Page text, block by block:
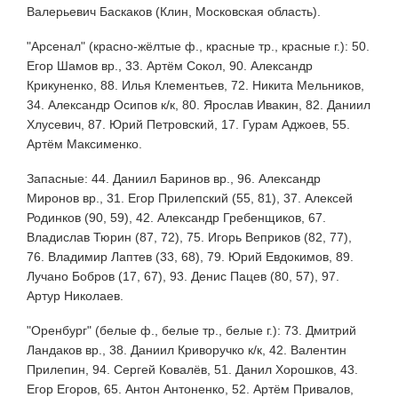
Валерьевич Баскаков (Клин, Московская область).
"Арсенал" (красно-жёлтые ф., красные тр., красные г.): 50.
Егор Шамов вр., 33. Артём Сокол, 90. Александр
Крикуненко, 88. Илья Клементьев, 72. Никита Мельников,
34. Александр Осипов к/к, 80. Ярослав Ивакин, 82. Даниил
Хлусевич, 87. Юрий Петровский, 17. Гурам Аджоев, 55.
Артём Максименко.
Запасные: 44. Даниил Баринов вр., 96. Александр
Миронов вр., 31. Егор Прилепский (55, 81), 37. Алексей
Родинков (90, 59), 42. Александр Гребенщиков, 67.
Владислав Тюрин (87, 72), 75. Игорь Веприков (82, 77),
76. Владимир Лаптев (33, 68), 79. Юрий Евдокимов, 89.
Лучано Бобров (17, 67), 93. Денис Пацев (80, 57), 97.
Артур Николаев.
"Оренбург" (белые ф., белые тр., белые г.): 73. Дмитрий
Ландаков вр., 38. Даниил Криворучко к/к, 42. Валентин
Прилепин, 94. Сергей Ковалёв, 51. Данил Хорошков, 43.
Егор Егоров, 65. Антон Антоненко, 52. Артём Привалов,